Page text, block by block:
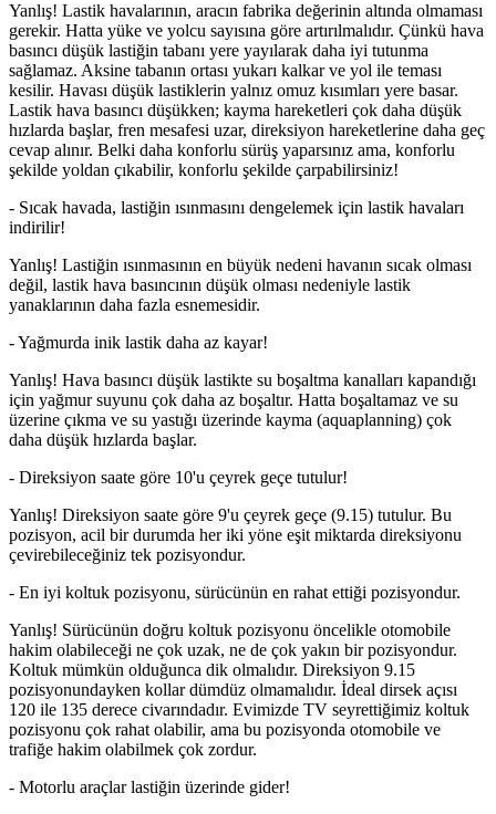
Yanlış! Lastik havalarının, aracın fabrika değerinin altında olmaması
gerekir. Hatta yüke ve yolcu sayısına göre artırılmalıdır. Çünkü hava
basıncı düşük lastiğin tabanı yere yayılarak daha iyi tutunma
sağlamaz. Aksine tabanın ortası yukarı kalkar ve yol ile teması
kesilir. Havası düşük lastiklerin yalnız omuz kısımları yere basar.
Lastik hava basıncı düşükken; kayma hareketleri çok daha düşük
hızlarda başlar, fren mesafesi uzar, direksiyon hareketlerine daha geç
cevap alınır. Belki daha konforlu sürüş yaparsınız ama, konforlu
şekilde yoldan çıkabilir, konforlu şekilde çarpabilirsiniz!
- Sıcak havada, lastiğin ısınmasını dengelemek için lastik havaları
indirilir!
Yanlış! Lastiğin ısınmasının en büyük nedeni havanın sıcak olması
değil, lastik hava basıncının düşük olması nedeniyle lastik
yanaklarının daha fazla esnemesidir.
- Yağmurda inik lastik daha az kayar!
Yanlış! Hava basıncı düşük lastikte su boşaltma kanalları kapandığı
için yağmur suyunu çok daha az boşaltır. Hatta boşaltamaz ve su
üzerine çıkma ve su yastığı üzerinde kayma (aquaplanning) çok
daha düşük hızlarda başlar.
- Direksiyon saate göre 10'u çeyrek geçe tutulur!
Yanlış! Direksiyon saate göre 9'u çeyrek geçe (9.15) tutulur. Bu
pozisyon, acil bir durumda her iki yöne eşit miktarda direksiyonu
çevirebileceğiniz tek pozisyondur.
- En iyi koltuk pozisyonu, sürücünün en rahat ettiği pozisyondur.
Yanlış! Sürücünün doğru koltuk pozisyonu öncelikle otomobile
hakim olabileceği ne çok uzak, ne de çok yakın bir pozisyondur.
Koltuk mümkün olduğunca dik olmalıdır. Direksiyon 9.15
pozisyonundayken kollar dümdüz olmamalıdır. İdeal dirsek açısı
120 ile 135 derece civarındadır. Evimizde TV seyrettiğimiz koltuk
pozisyonu çok rahat olabilir, ama bu pozisyonda otomobile ve
trafiğe hakim olabilmek çok zordur.
- Motorlu araçlar lastiğin üzerinde gider!